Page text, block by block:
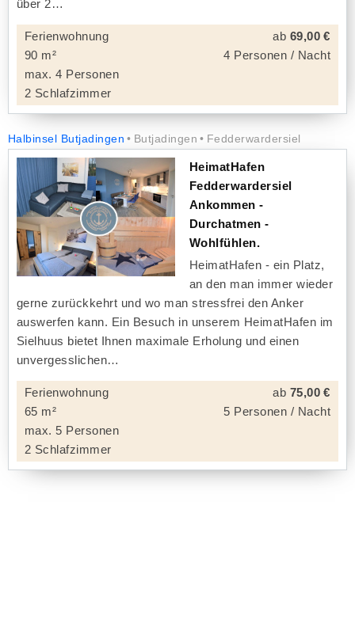
über 2
Ferienwohnung
90 m²
max. 4 Personen
2 Schlafzimmer
ab 69,00 €
4 Personen / Nacht
Halbinsel Butjadingen Butjadingen Fedderwardersiel
HeimatHafen
Fedderwardersiel
Ankommen -
Durchatmen -
Wohlfühlen.
HeimatHafen - ein Platz,
an den man immer wieder
gerne zurückkehrt und wo man stressfrei den Anker
auswerfen kann. Ein Besuch in unserem HeimatHafen im
Sielhuus bietet Ihnen maximale Erholung und einen
unvergesslichen
Ferienwohnung
65 m²
max. 5 Personen
2 Schlafzimmer
ab 75,00 €
5 Personen / Nacht